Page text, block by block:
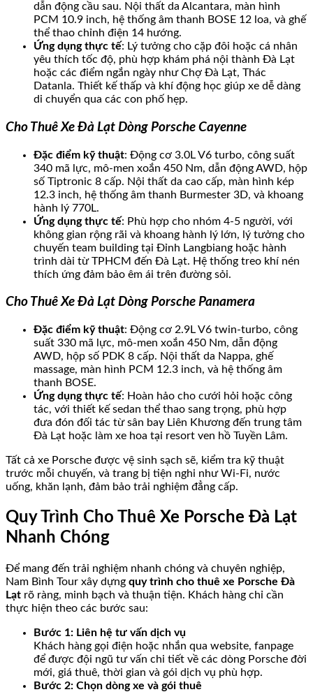
dẫn động cầu sau. Nội thất da Alcantara, màn hình
PCM 10.9 inch, hệ thống âm thanh BOSE 12 loa, và ghế
thể thao chỉnh điện 14 hướng.
Ứng dụng thực tế: Lý tưởng cho cặp đôi hoặc cá nhân
yêu thích tốc độ, phù hợp khám phá nội thành Đà Lạt
hoặc các điểm ngắn ngày như Chợ Đà Lạt, Thác
Datanla. Thiết kế thấp và khí động học giúp xe dễ dàng
di chuyển qua các con phố hẹp.
Cho Thuê Xe Đà Lạt Dòng Porsche Cayenne
Đặc điểm kỹ thuật: Động cơ 3.0L V6 turbo, công suất
340 mã lực, mô-men xoắn 450 Nm, dẫn động AWD, hộp
số Tiptronic 8 cấp. Nội thất da cao cấp, màn hình kép
12.3 inch, hệ thống âm thanh Burmester 3D, và khoang
hành lý 770L.
Ứng dụng thực tế: Phù hợp cho nhóm 4-5 người, với
không gian rộng rãi và khoang hành lý lớn, lý tưởng cho
chuyến team building tại Đỉnh Langbiang hoặc hành
trình dài từ TPHCM đến Đà Lạt. Hệ thống treo khí nén
thích ứng đảm bảo êm ái trên đường sỏi.
Cho Thuê Xe Đà Lạt Dòng Porsche Panamera
Đặc điểm kỹ thuật: Động cơ 2.9L V6 twin-turbo, công
suất 330 mã lực, mô-men xoắn 450 Nm, dẫn động
AWD, hộp số PDK 8 cấp. Nội thất da Nappa, ghế
massage, màn hình PCM 12.3 inch, và hệ thống âm
thanh BOSE.
Ứng dụng thực tế: Hoàn hảo cho cưới hỏi hoặc công
tác, với thiết kế sedan thể thao sang trọng, phù hợp
đưa đón đối tác từ sân bay Liên Khương đến trung tâm
Đà Lạt hoặc làm xe hoa tại resort ven hồ Tuyền Lâm.
Tất cả xe Porsche được vệ sinh sạch sẽ, kiểm tra kỹ thuật
trước mỗi chuyến, và trang bị tiện nghi như Wi-Fi, nước
uống, khăn lạnh, đảm bảo trải nghiệm đẳng cấp.
Quy Trình Cho Thuê Xe Porsche Đà Lạt
Nhanh Chóng
Để mang đến trải nghiệm nhanh chóng và chuyên nghiệp,
Nam Bình Tour xây dựng quy trình cho thuê xe Porsche Đà
Lạt rõ ràng, minh bạch và thuận tiện. Khách hàng chỉ cần
thực hiện theo các bước sau:
Bước 1: Liên hệ tư vấn dịch vụ
Khách hàng gọi điện hoặc nhắn qua website, fanpage
để được đội ngũ tư vấn chi tiết về các dòng Porsche đời
mới, giá thuê, thời gian và gói dịch vụ phù hợp.
Bước 2: Chọn dòng xe và gói thuê